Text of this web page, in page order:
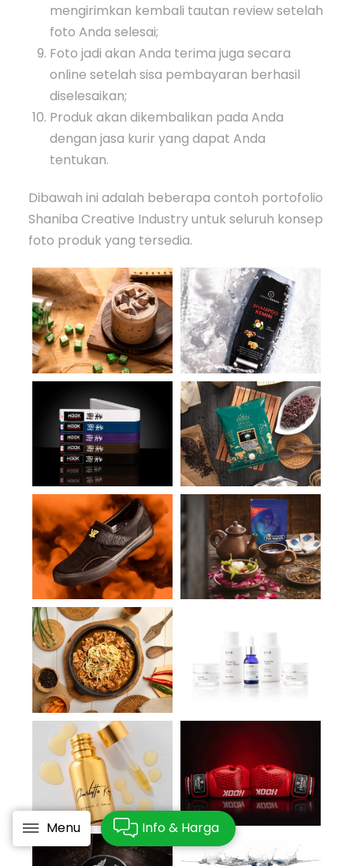
Menu Info & Harga
mengirimkan kembali tautan review setelah
foto Anda selesai;
Foto jadi akan Anda terima juga secara
online setelah sisa pembayaran berhasil
diselesaikan;
Produk akan dikembalikan pada Anda
dengan jasa kurir yang dapat Anda
tentukan.
Dibawah ini adalah beberapa contoh portofolio
Shaniba Creative Industry untuk seluruh konsep
foto produk yang tersedia.